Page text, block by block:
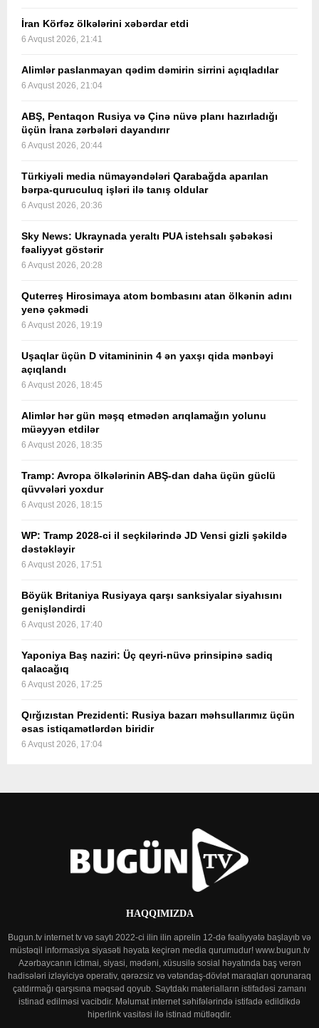
İran Körfəz ölkələrini xəbərdar etdi
6 Avqust 2026, 21:41
Alimlər paslanmayan qədim dəmirin sirrini açıqladılar
6 Avqust 2026, 21:04
ABŞ, Pentaqon Rusiya və Çinə nüvə planı hazırladığı
üçün İrana zərbələri dayandırır
6 Avqust 2026, 20:44
Türkiyəli media nümayəndələri Qarabağda aparılan
bərpa-quruculuq işləri ilə tanış oldular
6 Avqust 2026, 20:36
Sky News: Ukraynada yeraltı PUA istehsalı şəbəkəsi
fəaliyyət göstərir
6 Avqust 2026, 20:28
Quterreş Hirosimaya atom bombasını atan ölkənin adını
yenə çəkmədi
6 Avqust 2026, 19:19
Uşaqlar üçün D vitamininin 4 ən yaxşı qida mənbəyi
açıqlandı
6 Avqust 2026, 18:45
Alimlər hər gün məşq etmədən arıqlamağın yolunu
müəyyən etdilər
6 Avqust 2026, 18:35
Tramp: Avropa ölkələrinin ABŞ-dan daha üçün güclü
qüvvələri yoxdur
6 Avqust 2026, 18:15
WP: Tramp 2028-ci il seçkilərində JD Vensi gizli şəkildə
dəstəkləyir
6 Avqust 2026, 17:51
Böyük Britaniya Rusiyaya qarşı sanksiyalar siyahısını
genişləndirdi
6 Avqust 2026, 17:40
Yaponiya Baş naziri: Üç qeyri-nüvə prinsipinə sadiq
qalacağıq
6 Avqust 2026, 17:25
Qırğızıstan Prezidenti: Rusiya bazarı məhsullarımız üçün
əsas istiqamətlərdən biridir
6 Avqust 2026, 17:04
HAQQIMIZDA
Bugun.tv internet tv və saytı 2022-ci ilin ilin aprelin 12-də fəaliyyətə başlayıb və
müstəqil informasiya siyasəti həyata keçirən media qurumudur! www.bugun.tv
Azərbaycanın ictimai, siyasi, mədəni, xüsusilə sosial həyatında baş verən
hadisələri izləyiciyə operativ, qərəzsiz və vətəndaş-dövlət maraqları qorunaraq
çatdırmağı qarşısına məqsəd qoyub. Saytdakı materialların istifadəsi zamanı
istinad edilməsi vacibdir. Məlumat internet səhifələrində istifadə edildikdə
hiperlink vasitəsi ilə istinad mütləqdir.